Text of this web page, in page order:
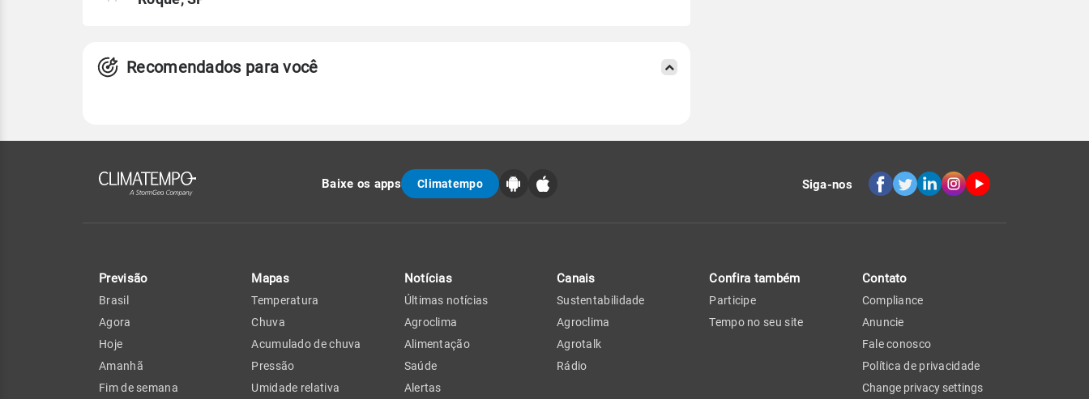
Recomendados para você
Baixe os apps Climatempo Siga-nos
Previsão
Brasil
Agora
Hoje
Amanhã
Fim de semana
Mapas
Temperatura
Chuva
Acumulado de chuva
Pressão
Umidade relativa
Notícias
Últimas notícias
Agroclima
Alimentação
Saúde
Alertas
Canais
Sustentabilidade
Agroclima
Agrotalk
Rádio
Confira também
Participe
Tempo no seu site
Contato
Compliance
Anuncie
Fale conosco
Política de privacidade
Change privacy settings